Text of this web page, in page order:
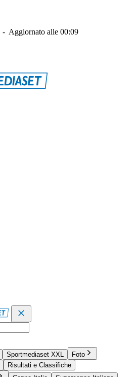
- Aggiornato alle 00:09
Sportmediaset XXL
Foto
Risultati e Classifiche